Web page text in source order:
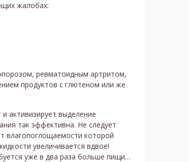
жалобах:
ревматоидным артритом,
продуктов с глютеном или же
активизирует выделение
так эффективна. Не следует
влагопоглощаемости которой
увеличивается вдвое!
уже в два раза больше пищи…